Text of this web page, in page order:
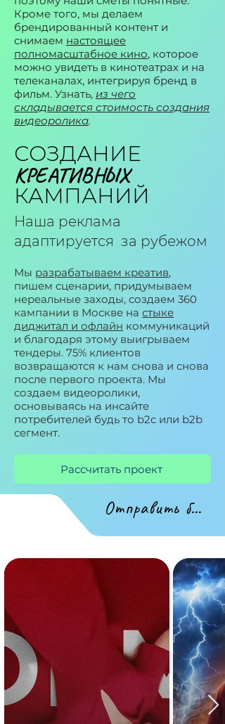
Кроме того, мы делаем
брендированный контент и
снимаем настоящее
полномасштабное кино, которое
можно увидеть в кинотеатрах и на
телеканалах, интегрируя бренд в
фильм. Узнать, из чего
складывается стоимость создания
видеоролика.
СОЗДАНИЕ
КРЕАТИВНЫХ
КАМПАНИЙ
Наша реклама
адаптируется за рубежом
Мы разрабатываем креатив,
пишем сценарии, придумываем
нереальные заходы, создаем 360
кампании в Москве на стыке
диджитал и офлайн коммуникаций
и благодаря этому выигрываем
тендеры. 75% клиентов
возвращаются к нам снова и снова
после первого проекта. Мы
создаем видеоролики,
основываясь на инсайте
потребителей будь то b2c или b2b
сегмент.
Рассчитать проект
Отправить бриф